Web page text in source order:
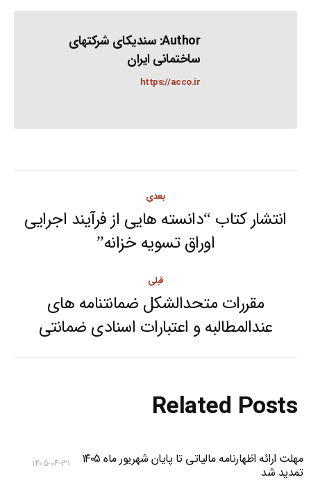
Author: سندیکای شرکتهای
ساختمانی ایران
https://acco.ir
navigation
قبلی
Previous
post:
مقررات متحدالشکل ضمانتنامه های
عندالمطالبه و اعتبارات اسنادی ضمانتی
بعدی
Next
post:
انتشار کتاب “دانسته هایی از فرآیند اجرایی
اوراق تسویه خزانه”
Related Posts
مهلت ارائه اظهارنامه مالیاتی تا پایان شهریور ماه ۱۴۰۵
تمدید شد
۱۴۰۵-۰۴-۳۱